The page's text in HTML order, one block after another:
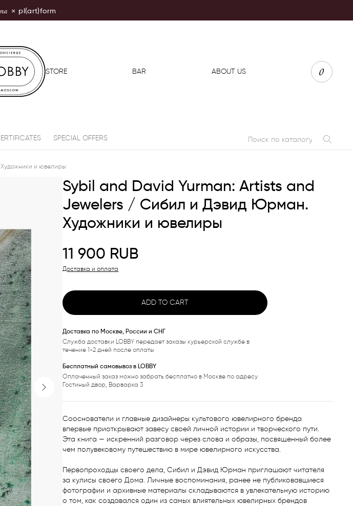
× pl(art)form
Moscow
STORE BAR ABOUT US 0
SPECIAL OFFERS
и ювелиры
Sybil and David Yurman: Artists and
Jewelers / Сибил и Дэвид Юрман.
Художники и ювелиры
11 900 RUB
Доставка и оплата
ADD TO CART
Доставка по Москве, России и СНГ
Служба доставки LOBBY передает заказы курьерской службе в
течение 1-2 дней после оплаты
Бесплатный самовывоз в LOBBY
Оплаченный заказ можно забрать бесплатно в Москве по адресу
Гостиный двор, Варварка 3
Сооснователи и главные дизайнеры культового ювелирного бренда
впервые приоткрывают завесу своей личной истории и творческого пути.
Эта книга — искренний разговор через слова и образы, посвященный более
чем полувековому путешествию в мире ювелирного искусства.
Первопроходцы своего дела, Сибил и Дэвид Юрман приглашают читателя
за кулисы своего Дома. Личные воспоминания, ранее не публиковавшиеся
фотографии и архивные материалы складываются в увлекательную историю
о том, как создавался один из самых влиятельных ювелирных брендов